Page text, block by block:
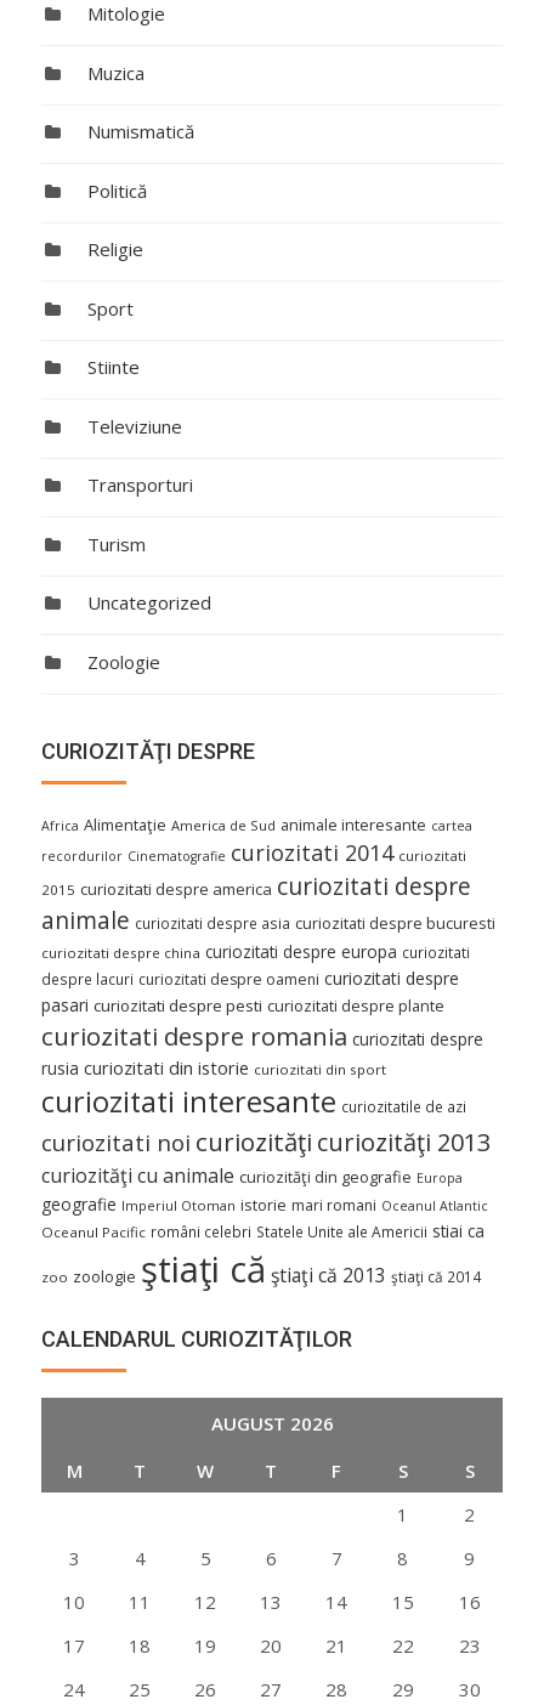
Mitologie
Muzica
Numismatică
Politică
Religie
Sport
Stiinte
Televiziune
Transporturi
Turism
Uncategorized
Zoologie
CURIOZITĂŢI DESPRE
Africa Alimentaţie America de Sud animale interesante cartea
recordurilor Cinematografie curiozitati 2014 curiozitati
2015 curiozitati despre america curiozitati despre
animale curiozitati despre asia curiozitati despre bucuresti
curiozitati despre china curiozitati despre europa curiozitati
despre lacuri curiozitati despre oameni curiozitati despre
pasari curiozitati despre pesti curiozitati despre plante
curiozitati despre romania curiozitati despre
rusia curiozitati din istorie curiozitati din sport
curiozitati interesante curiozitatile de azi
curiozitati noi curiozităţi curiozităţi 2013
curiozităţi cu animale curiozităţi din geografie Europa
geografie Imperiul Otoman istorie mari romani Oceanul Atlantic
Oceanul Pacific români celebri Statele Unite ale Americii stiai ca
zoo zoologie ştiaţi că ştiaţi că 2013 ştiaţi că 2014
CALENDARUL CURIOZITĂŢILOR
AUGUST 2026
M
T W T F S
S
1
2
3
4 5 6 7 8
9
10
11 12 13 14 15
16
17
18 19 20 21 22
23
24
25 26 27 28 29 30